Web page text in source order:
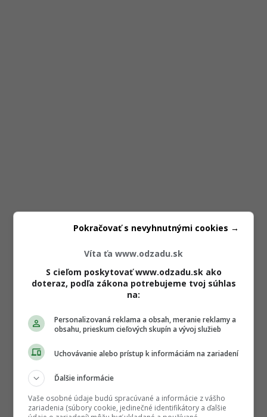
Víta ťa www.odzadu.sk
S cieľom poskytovať www.odzadu.sk ako
doteraz, podľa zákona potrebujeme tvoj súhlas
na:
Personalizovaná reklama a obsah, meranie reklamy a
obsahu, prieskum cieľových skupín a vývoj služieb
Uchovávanie alebo prístup k informáciám na zariadení
Ďalšie informácie
Vaše osobné údaje budú spracúvané a informácie z vášho
zariadenia (súbory cookie, jedinečné identifikátory a ďalšie
Pokračovať s nevyhnutnými cookies →